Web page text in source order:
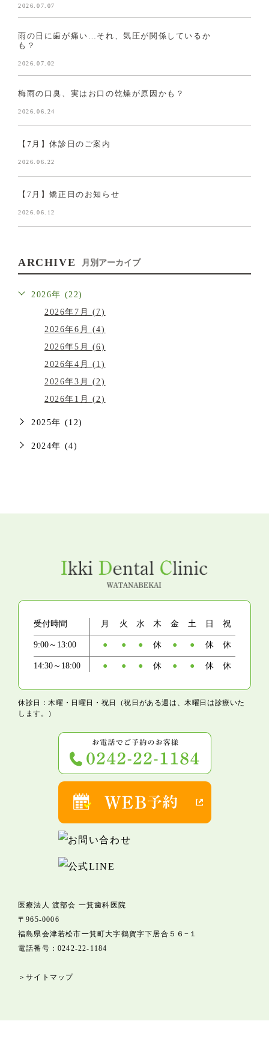
2026.07.07
雨の日に歯が痛い…それ、気圧が関係しているか
も？
2026.07.02
梅雨の口臭、実はお口の乾燥が原因かも？
2026.06.24
【7月】休診日のご案内
2026.06.22
【7月】矯正日のお知らせ
2026.06.12
ARCHIVE 月別アーカイブ
2026年 (22)
2026年7月 (7)
2026年6月 (4)
2026年5月 (6)
2026年4月 (1)
2026年3月 (2)
2026年1月 (2)
2025年 (12)
2024年 (4)
受付時間 月 火 水 木 金 土 日 祝
9:00～13:00 ● ● ● 休 ● ● 休 休
14:30～18:00 ● ● ● 休 ● ● 休 休
休診日：木曜・日曜日・祝日（祝日がある週は、木曜日は診療いた
します。）
医療法人 渡部会 一箕歯科医院
〒965-0006
福島県会津若松市一箕町大字鶴賀字下居合５６−１
電話番号： 0242-22-1184
＞サイトマップ